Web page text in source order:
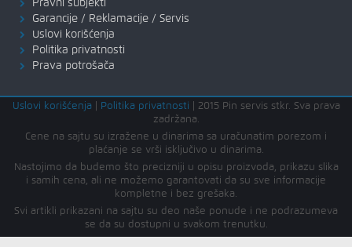
Pravni subjekti
Garancije / Reklamacije / Servis
Uslovi korišćenja
Politika privatnosti
Prava potrošača
Uslovi korišćenja| Politika privatnosti
2015 Pin servis stkr. Sva prava
zadržana.
Cene na sajtu su izražene u dinarima sa uračunatim porezom i
plaćanje se vrši isključivo u dinarima.
Nastojimo da budemo što precizniji u opisu proizvoda, prikazu slika
i samih cena, ali ne možemo garantovati da su sve informacije
kompletne i bez grešaka.
Svi artikli prikazani na sajtu su deo naše ponude i ne podrazumeva
se da su dostupni u svakom trenutku.